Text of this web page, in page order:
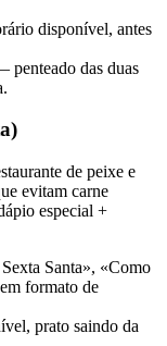
disponível, antes
das duas
de peixe e
evitam carne
especial +
Santa», «Como
formato de
prato saindo da